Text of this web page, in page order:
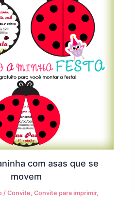
com asas que se
movem
/Convite,Convite para imprimir,